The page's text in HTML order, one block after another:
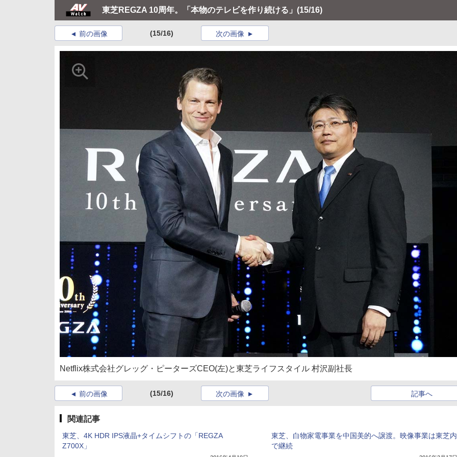
東芝REGZA 10周年。「本物のテレビを作り続ける」 (15/16)
前の画像 (15/16) 次の画像
Netflix株式会社グレッグ・ピーターズCEO(左)と東芝ライフスタイル 村沢副社長
前の画像 (15/16) 記事へ
次の画像
関連記事
東芝、4K HDR IPS液晶+タイムシフトの「REGZA
Z700X」
東芝、白物家電事業を中国美的へ譲渡。映像事業は東芝内
で継続